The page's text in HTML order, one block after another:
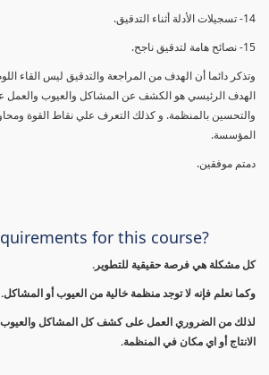
14- تسجيلات الأدلة أثناء التدقيق.
15- نصائح هامة لتدقيق ناجح.
وتذكر دائما أن الهدف من المراجعة والتدقيق ليس القاء
الهدف الرئيسي هو الكشف عن المشاكل والعيوب والعمل
والتحسين بالمنظمة. و كذلك التعرف علي نقاط القوة
المؤسسة.
دمتم موفقين.
for this course?
كل مشكلة هي فرصة حقيقية للتطوير.
وكما نعلم فإنه لا توجد منظمة خالية من العيوب أو المشاكل.
لذلك من الضروري العمل على كشف كل المشاكل والعيوب
الانتاج أو اي مكان في المنظمة.